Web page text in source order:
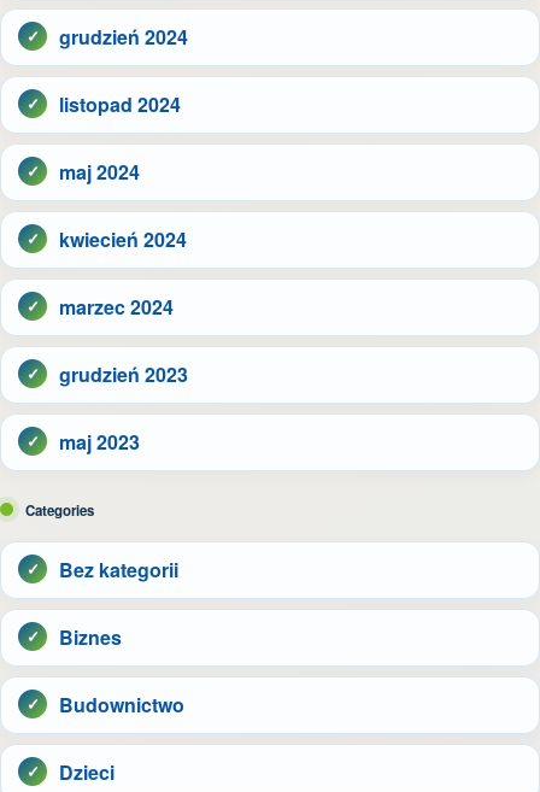
grudzień 2024
listopad 2024
maj 2024
kwiecień 2024
marzec 2024
grudzień 2023
maj 2023
Categories
Bez kategorii
Biznes
Budownictwo
Dzieci